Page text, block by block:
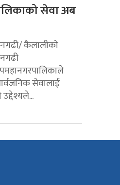
सेवा अब
कैलालीको
सेवालाई